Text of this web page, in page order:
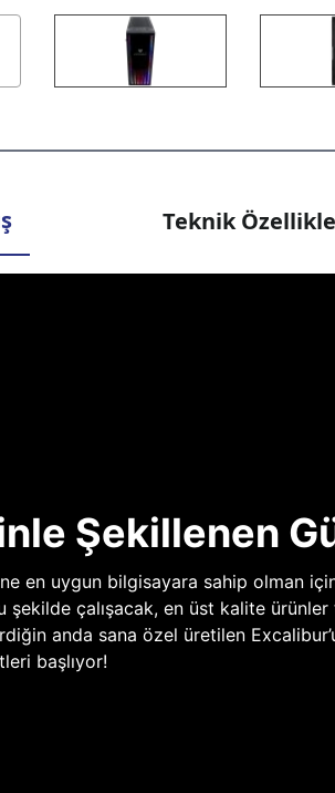
Teknik
Şekillenen
en uygun bilgisayara sahip olman
şekilde çalışacak, en üst kalite ürünler
anda sana özel üretilen
başlıyor!